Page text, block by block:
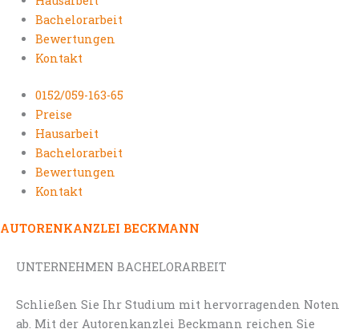
Bachelorarbeit
Bewertungen
Kontakt
0152/059-163-65
Preise
Hausarbeit
Bachelorarbeit
Bewertungen
Kontakt
AUTORENKANZLEI BECKMANN
UNTERNEHMEN BACHELORARBEIT
Schließen Sie Ihr Studium mit hervorragenden Noten
ab. Mit der Autorenkanzlei Beckmann reichen Sie